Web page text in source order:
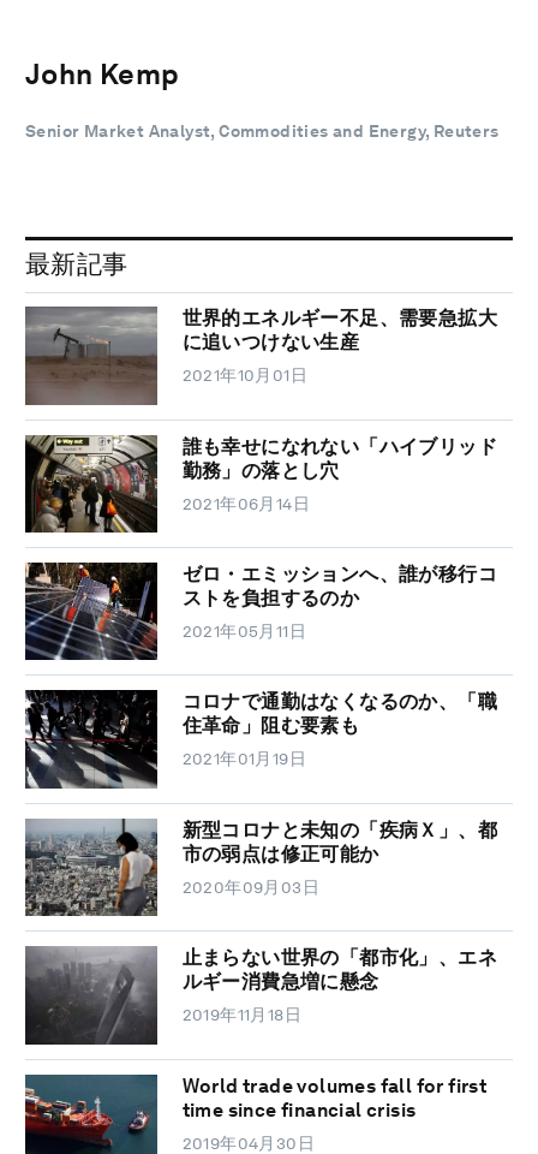
John Kemp
Senior Market Analyst, Commodities and Energy, Reuters
最新記事
世界的エネルギー不足、需要急拡大
に追いつけない生産
2021年10月01日
誰も幸せになれない「ハイブリッド
勤務」の落とし穴
2021年06月14日
ゼロ・エミッションへ、誰が移行コ
ストを負担するのか
2021年05月11日
コロナで通勤はなくなるのか、「職
住革命」阻む要素も
2021年01月19日
新型コロナと未知の「疾病Ｘ」、都
市の弱点は修正可能か
2020年09月03日
止まらない世界の「都市化」、エネ
ルギー消費急増に懸念
2019年11月18日
World trade volumes fall for first
time since financial crisis
2019年04月30日